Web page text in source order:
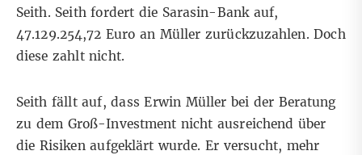
Seith. Seith fordert die Sarasin-Bank auf,
47.129.254,72 Euro an Müller zurückzuzahlen. Doch
diese zahlt nicht.
Seith fällt auf, dass Erwin Müller bei der Beratung
zu dem Groß-Investment nicht ausreichend über
die Risiken aufgeklärt wurde. Er versucht, mehr